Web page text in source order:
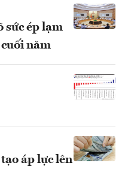
sức ép lạm
năm
áp lực lên